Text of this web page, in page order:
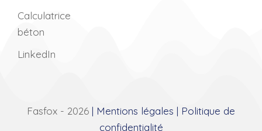
Calculatrice
béton
LinkedIn
Fasfox - 2026 Mentions légales
Politique de
confidentialité